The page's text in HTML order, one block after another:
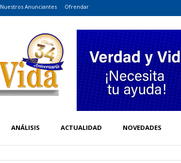
Nuestros Anunciantes Ofrendar
ANÁLISIS ACTUALIDAD NOVEDADES